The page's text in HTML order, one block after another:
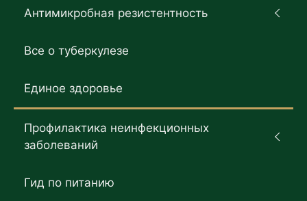
Антимикробная резистентность
Все о туберкулезе
Единое здоровье
Профилактика неинфекционных
заболеваний
Гид по питанию